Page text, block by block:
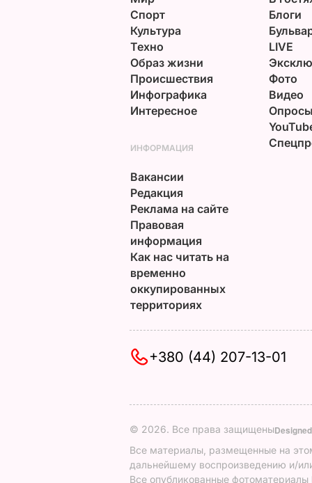
Спорт
Культура
Техно
Образ жизни
Происшествия
Инфографика
Интересное
Блоги
LIVE
Фото
Видео
Опросы
ИНФОРМАЦИЯ
Вакансии
Редакция
Реклама на сайте
Правовая
информация
Как нас читать на
временно
оккупированных
территориях
+380 (44) 207-13-01
© 2026. Все права защищены
Все материалы, размещенные на
дальнейшему воспроизведению и/
Все опубликованные фотоматериалы